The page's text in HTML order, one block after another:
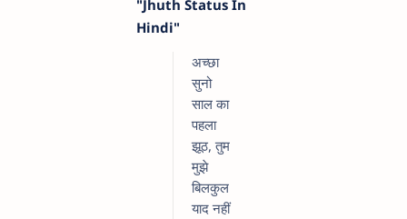
"Jhuth Status In
Hindi"
अच्छा
सुनो
साल का
पहला
झूठ, तुम
मुझे
बिलकुल
याद नहीं